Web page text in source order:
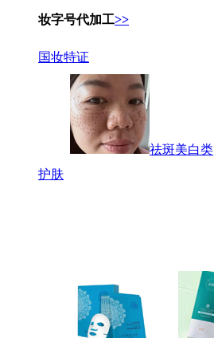
妆字号代加工>>
国妆特证
祛斑美白类
护肤